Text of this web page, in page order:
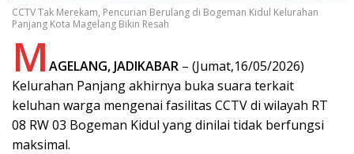
CCTV Tak Merekam, Pencurian Berulang di Bogeman Kidul Kelurahan
Panjang Kota Magelang Bikin Resah
M AGELANG, JADIKABAR – (Jumat,16/05/2026)
Kelurahan Panjang akhirnya buka suara terkait
keluhan warga mengenai fasilitas CCTV di wilayah RT
08 RW 03 Bogeman Kidul yang dinilai tidak berfungsi
maksimal.